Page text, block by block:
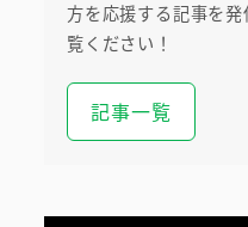
方を応援する記事を
覧ください！
記事一覧